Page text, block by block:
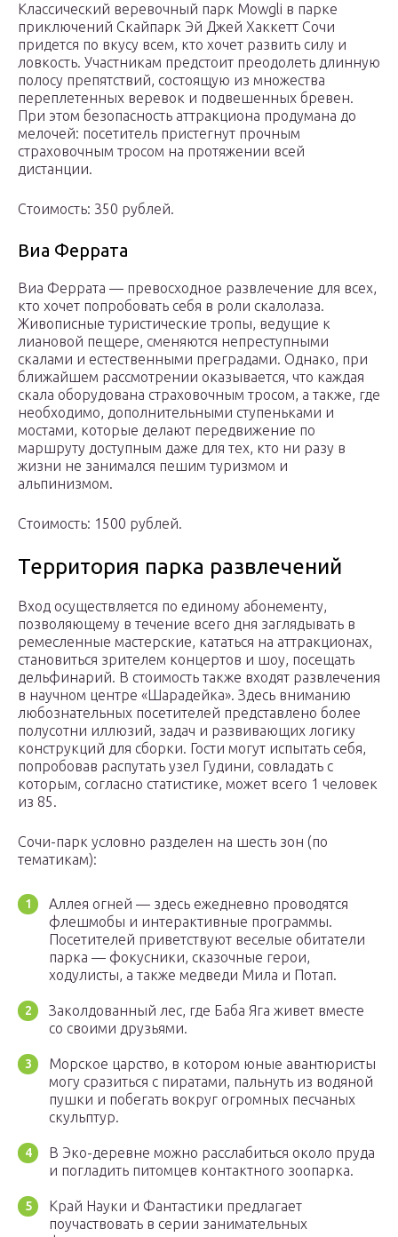
Классический веревочный парк Mowgli в парке
приключений Скайпарк Эй Джей Хаккетт Сочи
придется по вкусу всем, кто хочет развить силу и
ловкость. Участникам предстоит преодолеть длинную
полосу препятствий, состоящую из множества
переплетенных веревок и подвешенных бревен.
При этом безопасность аттракциона продумана до
мелочей: посетитель пристегнут прочным
страховочным тросом на протяжении всей
дистанции.
Стоимость: 350 рублей.
Виа Феррата
Виа Феррата — превосходное развлечение для всех,
кто хочет попробовать себя в роли скалолаза.
Живописные туристические тропы, ведущие к
лиановой пещере, сменяются непреступными
скалами и естественными преградами. Однако, при
ближайшем рассмотрении оказывается, что каждая
скала оборудована страховочным тросом, а также, где
необходимо, дополнительными ступеньками и
мостами, которые делают передвижение по
маршруту доступным даже для тех, кто ни разу в
жизни не занимался пешим туризмом и
альпинизмом.
Стоимость: 1500 рублей.
Территория парка развлечений
Вход осуществляется по единому абонементу,
позволяющему в течение всего дня заглядывать в
ремесленные мастерские, кататься на аттракционах,
становиться зрителем концертов и шоу, посещать
дельфинарий. В стоимость также входят развлечения
в научном центре «Шарадейка». Здесь вниманию
любознательных посетителей представлено более
полусотни иллюзий, задач и развивающих логику
конструкций для сборки. Гости могут испытать себя,
попробовав распутать узел Гудини, совладать с
которым, согласно статистике, может всего 1 человек
из 85.
Сочи-парк условно разделен на шесть зон (по
тематикам):
Аллея огней — здесь ежедневно проводятся
флешмобы и интерактивные программы.
Посетителей приветствуют веселые обитатели
парка — фокусники, сказочные герои,
ходулисты, а также медведи Мила и Потап.
Заколдованный лес, где Баба Яга живет вместе
со своими друзьями.
Морское царство, в котором юные авантюристы
могу сразиться с пиратами, пальнуть из водяной
пушки и побегать вокруг огромных песчаных
скульптур.
В Эко-деревне можно расслабиться около пруда
и погладить питомцев контактного зоопарка.
Край Науки и Фантастики предлагает
поучаствовать в серии занимательных